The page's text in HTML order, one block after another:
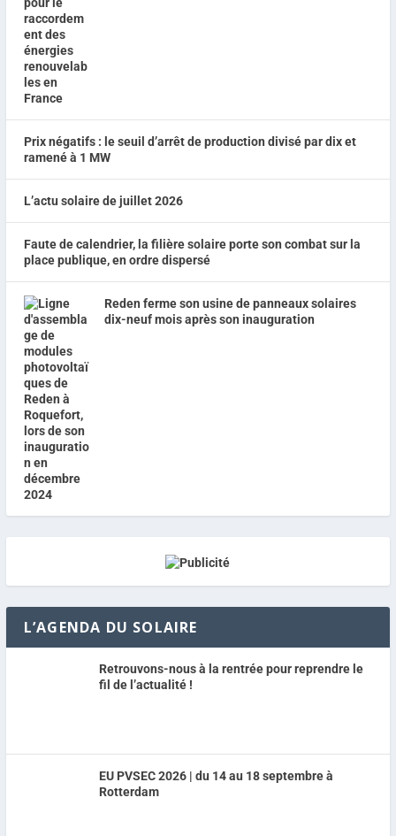
Prix négatifs : le seuil d’arrêt de production divisé par dix et
ramené à 1 MW
L’actu solaire de juillet 2026
Faute de calendrier, la filière solaire porte son combat sur la
place publique, en ordre dispersé
Reden ferme son usine de panneaux solaires
dix-neuf mois après son inauguration
L’AGENDA DU SOLAIRE
Retrouvons-nous à la rentrée pour reprendre le
fil de l’actualité !
EU PVSEC 2026 | du 14 au 18 septembre à
Rotterdam